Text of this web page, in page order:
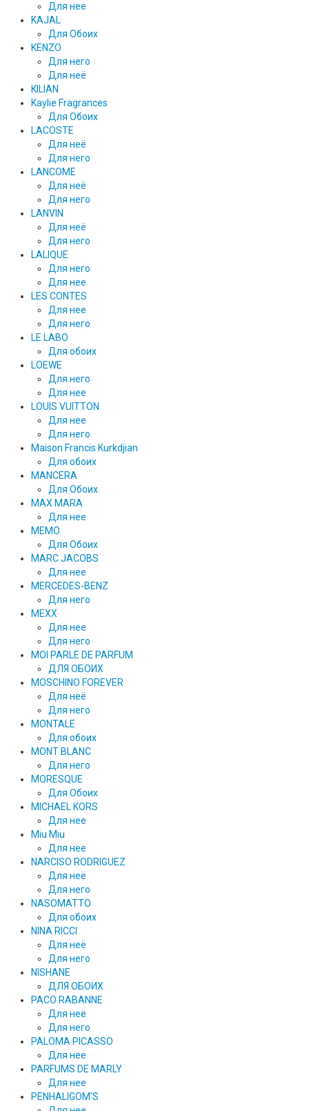
Для нее
KAJAL
Для Обоих
KENZO
Для него
Для неё
KILIAN
Kaylie Fragrances
Для Обоих
LACOSTE
Для неё
Для него
LANCOME
Для неё
Для него
LANVIN
Для неё
Для него
LALIQUE
Для него
Для нее
LES CONTES
Для нее
Для него
LE LABO
Для обоих
LOEWE
Для него
Для нее
LOUIS VUITTON
Для нее
Для него
Maison Francis Kurkdjian
Для обоих
MANCERA
Для Обоих
MAX MARA
Для нее
MEMO
Для Обоих
MARC JACOBS
Для нее
MERCEDES-BENZ
Для него
MEXX
Для нее
Для него
MOI PARLE DE PARFUM
ДЛЯ ОБОИХ
MOSCHINO FOREVER
Для неё
Для него
MONTALE
Для обоих
MONT BLANC
Для него
MORESQUE
Для Обоих
MICHAEL KORS
Для нее
Miu Miu
Для нее
NARCISO RODRIGUEZ
Для неё
Для него
NASOMATTO
Для обоих
NINA RICCI
Для неё
Для него
NISHANE
ДЛЯ ОБОИХ
PACO RABANNE
Для неё
Для него
PALOMA PICASSO
Для нее
PARFUMS DE MARLY
Для нее
PENHALIGOM'S